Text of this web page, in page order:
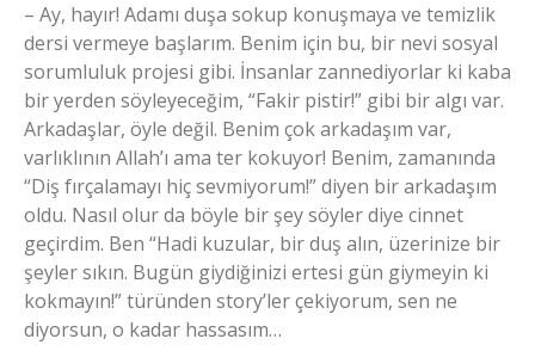
– Ay, hayır! Adamı duşa sokup konuşmaya ve temizlik
dersi vermeye başlarım. Benim için bu, bir nevi sosyal
sorumluluk projesi gibi. İnsanlar zannediyorlar ki kaba
bir yerden söyleyeceğim, “Fakir pistir!” gibi bir algı var.
Arkadaşlar, öyle değil. Benim çok arkadaşım var,
varlıklının Allah’ı ama ter kokuyor! Benim, zamanında
“Diş fırçalamayı hiç sevmiyorum!” diyen bir arkadaşım
oldu. Nasıl olur da böyle bir şey söyler diye cinnet
geçirdim. Ben “Hadi kuzular, bir duş alın, üzerinize bir
şeyler sıkın. Bugün giydiğinizi ertesi gün giymeyin ki
kokmayın!” türünden story’ler çekiyorum, sen ne
diyorsun, o kadar hassasım…